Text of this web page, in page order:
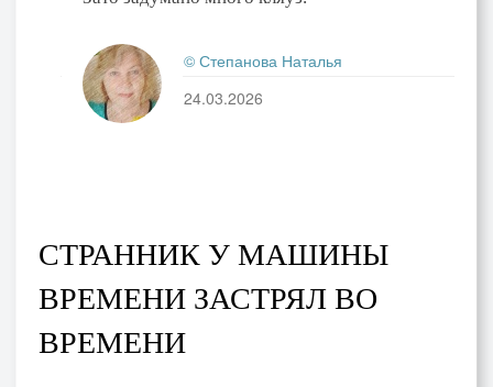
© Степанова Наталья
24.03.2026
СТРАННИК У МАШИНЫ
ВРЕМЕНИ ЗАСТРЯЛ ВО
ВРЕМЕНИ